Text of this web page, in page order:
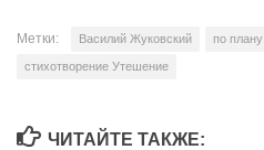
Метки: Василий Жуковский по плану
стихотворение Утешение
ЧИТАЙТЕ ТАКЖЕ: